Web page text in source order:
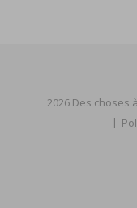
2026 Des choses